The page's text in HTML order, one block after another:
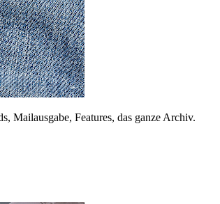
Mailausgabe, Features, das ganze Archiv.